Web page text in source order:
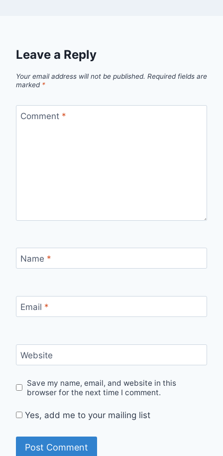
Leave a Reply
Your email address will not be published. Required fields are
marked *
Comment *
Name *
Email *
Website
Save my name, email, and website in this
browser for the next time I comment.
Yes, add me to your mailing list